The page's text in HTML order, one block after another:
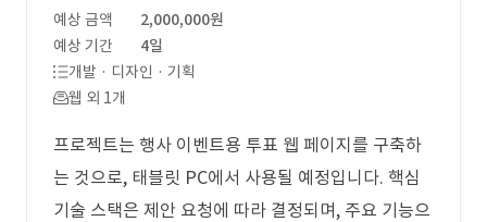
예상 금액
2,000,000원
예상 기간
4일
개발 · 디자인 · 기획
웹 외 1개
프로젝트는 행사 이벤트용 투표 웹 페이지를 구축하
는 것으로, 태블릿 PC에서 사용될 예정입니다. 핵심
기술 스택은 제안 요청에 따라 결정되며, 주요 기능으